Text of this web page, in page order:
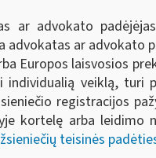
ar advokato
ar advokato
Europos laisvosios
individualią veiklą, turi
registracijos
kortelę arba leidimo
teisinės